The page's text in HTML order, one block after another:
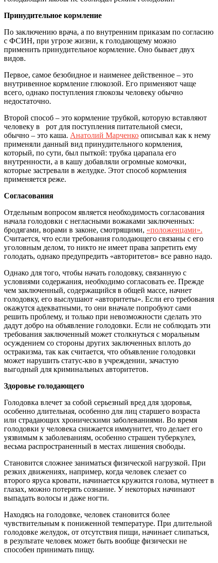
Принудительное кормление
По заключению врача, а по внутренним приказам по согласию
с ФСИН, при угрозе жизни, к голодающему можно
применить принудительное кормление. Оно бывает двух
видов.
Первое, самое безобидное и наименее действенное – это
внутривенное кормление глюкозой. Его применяют чаще
всего, однако поступления глюкозы человеку обычно
недостаточно.
Второй способ – это кормление трубкой, которую вставляют
человеку в рот для поступления питательной смеси,
обычно – это каша. Анатолий Марченко описывал как к нему
применяли данный вид принудительного кормления,
который, по сути, был пыткой: трубка царапала его
внутренности, а в кашу добавляли огромные комочки,
которые застревали в желудке. Этот способ кормления
применяется реже.
Согласования
Отдельным вопросом является необходимость согласования
начала голодовки с негласными вожаками заключенных:
бродягами, ворами в законе, смотрящими, «положенцами».
Считается, что если требования голодающего связаны с его
уголовным делом, то никто не имеет права запретить ему
голодать, однако предупредить «авторитетов» все равно надо.
Однако для того, чтобы начать голодовку, связанную с
условиями содержания, необходимо согласовать ее. Прежде
чем заключенный, содержащийся в общей массе, начнет
голодовку, его выслушают «авторитеты». Если его требования
окажутся адекватными, то они вначале попробуют сами
решить проблему, и только при невозможности сделать это
дадут добро на объявление голодовки. Если не соблюдать эти
требования заключенный может столкнуться с моральным
осуждением со стороны других заключенных вплоть до
остракизма, так как считается, что объявление голодовки
может нарушить статус-кво в учреждении, зачастую
выгодный для криминальных авторитетов.
Здоровье голодающего
Голодовка влечет за собой серьезный вред для здоровья,
особенно длительная, особенно для лиц старшего возраста
или страдающих хроническими заболеваниями. Во время
голодовки у человека снижается иммунитет, что делает его
уязвимым к заболеваниям, особенно страшен туберкулез,
весьма распространенный в местах лишения свободы.
Становится сложнее заниматься физической нагрузкой. При
резких движениях, например, когда человек слезает со
второго яруса кровати, начинается кружится голова, мутнеет в
глазах, можно потерять сознание. У некоторых начинают
выпадать волосы и даже ногти.
Находясь на голодовке, человек становится более
чувствительным к пониженной температуре. При длительной
голодовке желудок, от отсутствия пищи, начинает слипаться,
в результате человек может быть вообще физически не
способен принимать пищу.